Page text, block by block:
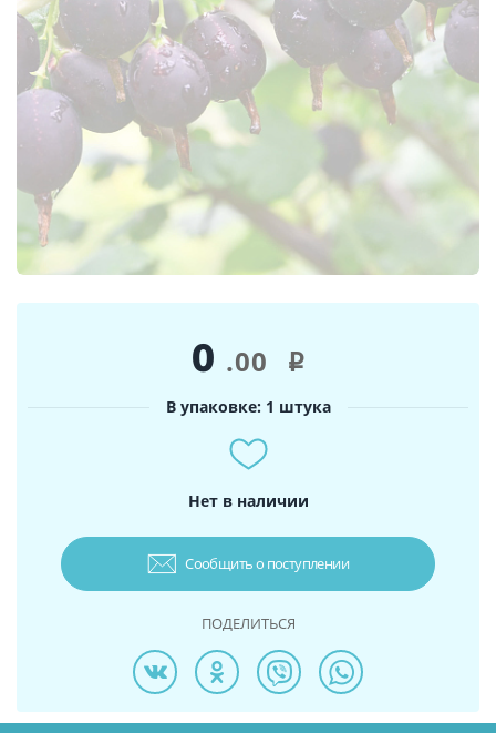
0 .00 i
В упаковке: 1 штука
Нет в наличии
Сообщить о поступлении
ПОДЕЛИТЬСЯ